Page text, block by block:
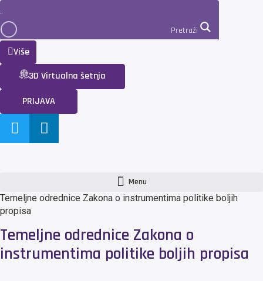
Pretraži
Više
3D Virtualna šetnja
PRIJAVA
Menu
Temeljne odrednice Zakona o instrumentima politike boljih
propisa
Temeljne odrednice Zakona o
instrumentima politike boljih propisa